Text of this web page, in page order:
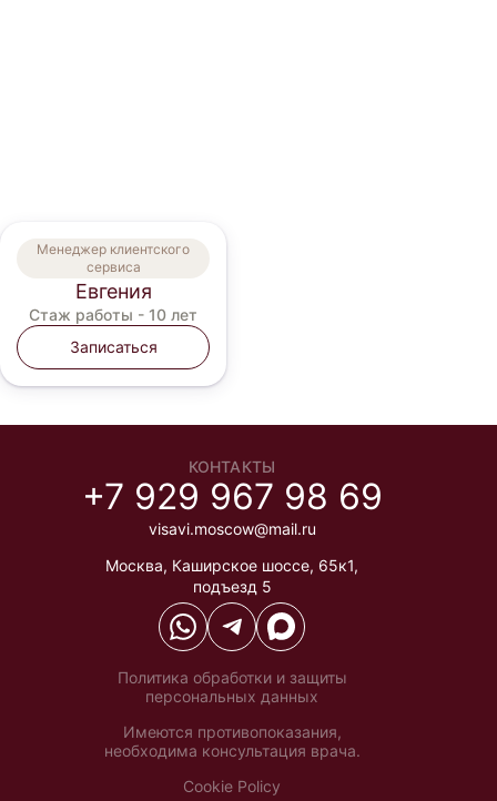
Менеджер клиентского
сервиса
Евгения
Стаж работы - 10 лет
Записаться
КОНТАКТЫ
+7 929 967 98 69
visavi.moscow@mail.ru
Москва, Каширское шоссе, 65к1,
подъезд 5
Политика обработки и защиты
персональных данных
Имеются противопоказания,
необходима консультация врача.
Cookie Policy